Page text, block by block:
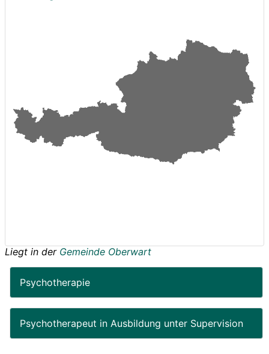
Liegt in der Gemeinde Oberwart
Psychotherapie
Psychotherapeut in Ausbildung unter Supervision